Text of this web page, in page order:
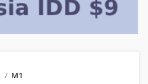
M1